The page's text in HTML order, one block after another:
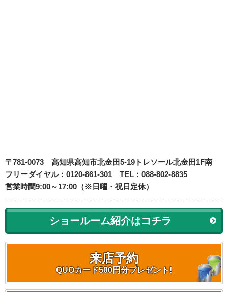
〒781-0073 高知県高知市北金田5-19 トレソール北金田1F南
フリーダイヤル：0120-861-301 TEL：088-802-8835
営業時間9:00～17:00（※日曜・祝日定休）
ショールーム紹介はコチラ
来店予約
QUOカード500円分プレゼント!